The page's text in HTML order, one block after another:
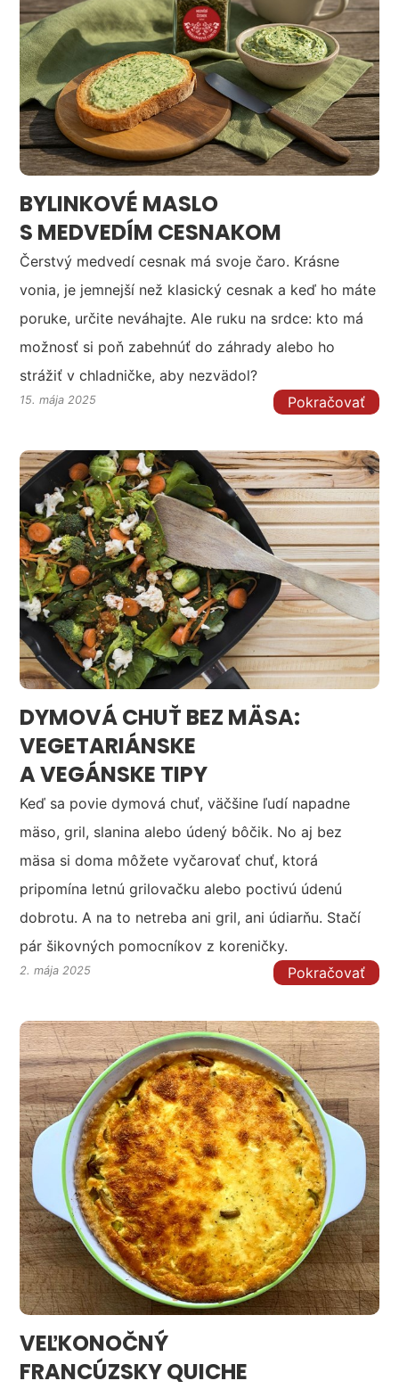
15. mája 2025
BYLINKOVÉ MASLO
S MEDVEDÍM CESNAKOM
Čerstvý medvedí cesnak má svoje čaro. Krásne
vonia, je jemnejší než klasický cesnak a keď ho máte
poruke, určite neváhajte. Ale ruku na srdce: kto má
možnosť si poň zabehnúť do záhrady alebo ho
strážiť v chladničke, aby nezvädol?
Pokračovať
2. mája 2025
DYMOVÁ CHUŤ BEZ MÄSA:
VEGETARIÁNSKE
A VEGÁNSKE TIPY
Keď sa povie dymová chuť, väčšine ľudí napadne
mäso, gril, slanina alebo údený bôčik. No aj bez
mäsa si doma môžete vyčarovať chuť, ktorá
pripomína letnú grilovačku alebo poctivú údenú
dobrotu. A na to netreba ani gril, ani údiarňu. Stačí
pár šikovných pomocníkov z koreničky.
Pokračovať
VEĽKONOČNÝ
FRANCÚZSKY QUICHE